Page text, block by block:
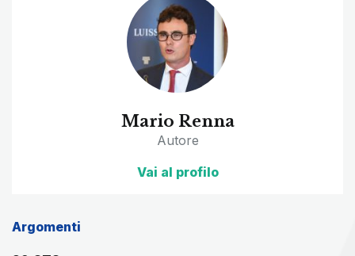
Mario Renna
Autore
Vai al profilo
Argomenti